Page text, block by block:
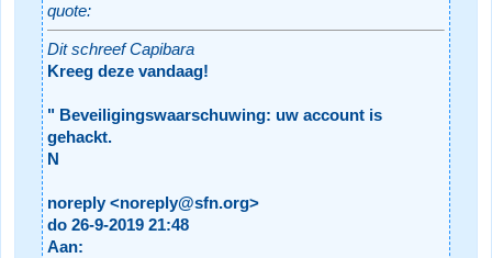
quote:
Dit schreef Capibara
Kreeg deze vandaag!
" Beveiligingswaarschuwing: uw account is
gehackt.
N
noreply <noreply@sfn.org>
do 26-9-2019 21:48
Aan: